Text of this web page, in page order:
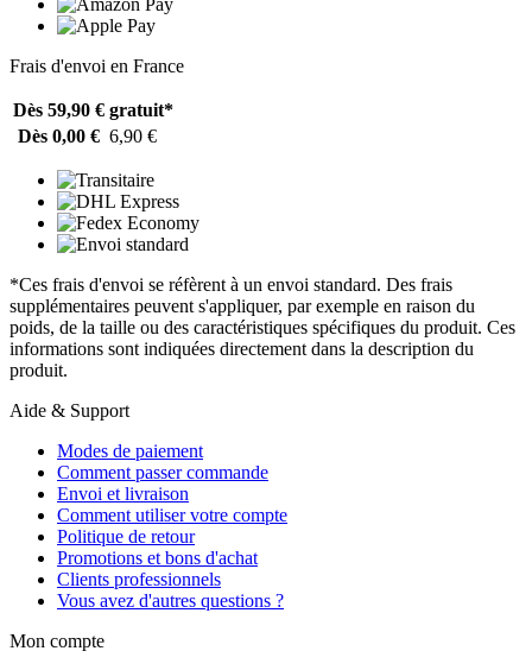
Frais d'envoi en France
Dès 59,90 € gratuit*
Dès 0,00 € 6,90 €
*Ces frais d'envoi se réfèrent à un envoi standard. Des frais
supplémentaires peuvent s'appliquer, par exemple en raison du
poids, de la taille ou des caractéristiques spécifiques du produit. Ces
informations sont indiquées directement dans la description du
produit.
Aide & Support
Modes de paiement
Comment passer commande
Envoi et livraison
Comment utiliser votre compte
Politique de retour
Promotions et bons d'achat
Clients professionnels
Vous avez d'autres questions ?
Mon compte